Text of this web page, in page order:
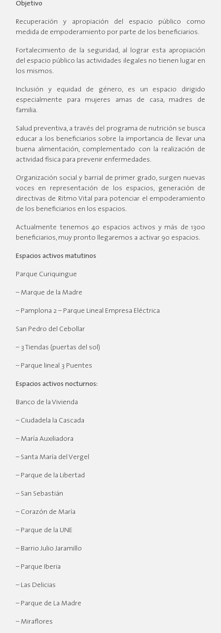
Objetivo
Recuperación y apropiación del espacio público como
medida de empoderamiento por parte de los beneficiarios.
Fortalecimiento de la seguridad, al lograr esta apropiación
del espacio público las actividades ilegales no tienen lugar en
los mismos.
Inclusión y equidad de género, es un espacio dirigido
especialmente para mujeres amas de casa, madres de
familia.
Salud preventiva, a través del programa de nutrición se busca
educar a los beneficiarios sobre la importancia de llevar una
buena alimentación, complementado con la realización de
actividad física para prevenir enfermedades.
Organización social y barrial de primer grado, surgen nuevas
voces en representación de los espacios, generación de
directivas de Ritmo Vital para potenciar el empoderamiento
de los beneficiarios en los espacios.
Actualmente tenemos 40 espacios activos y más de 1300
beneficiarios, muy pronto llegaremos a activar 90 espacios.
Espacios activos matutinos
Parque Curiquingue
– Marque de la Madre
– Pamplona 2 – Parque Lineal Empresa Eléctrica
San Pedro del Cebollar
– 3 Tiendas (puertas del sol)
– Parque lineal 3 Puentes
Espacios activos nocturnos:
Banco de la Vivienda
– Ciudadela la Cascada
– María Auxiliadora
– Santa María del Vergel
– Parque de la Libertad
– San Sebastián
– Corazón de María
– Parque de la UNE
– Barrio Julio Jaramillo
– Parque Iberia
– Las Delicias
– Parque de La Madre
– Miraflores